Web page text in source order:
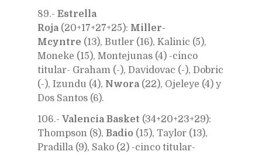
89.- Estrella
Roja (20+17+27+25): Miller-
Mcyntre (13), Butler (16), Kalinic (5),
Moneke (15), Montejunas (4) -cinco
titular- Graham (-), Davidovac (-), Dobric
(-), Izundu (4), Nwora (22), Ojeleye (4) y
Dos Santos (6).
106.- Valencia Basket (34+20+23+29):
Thompson (8), Badio (15), Taylor (13),
Pradilla (9), Sako (2) -cinco titular-